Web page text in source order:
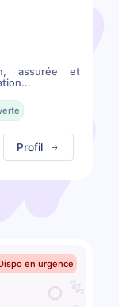
assurée et
Profil
en urgence